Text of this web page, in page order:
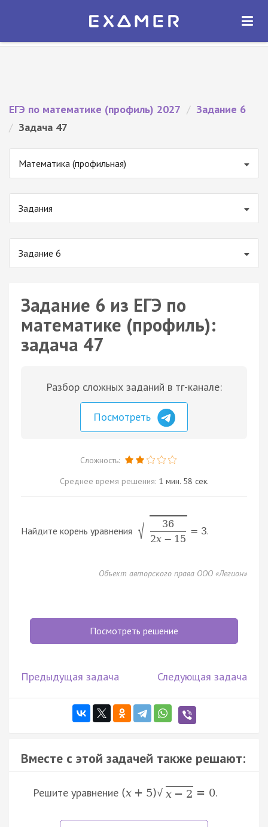
Экзамер — ЕГЭ 2027
ОТКРЫТЬ
ЕГЭ по математике (профиль) 2027 / Задание 6
/ Задача 47
Математика (профильная)
Задания
Задание 6
Задание 6 из ЕГЭ по
математике (профиль):
задача 47
Разбор сложных заданий в тг-канале:
Посмотреть
Сложность:
Среднее время решения: 1 мин. 58 сек.
Найдите корень уравнения √
36
2x − 15
= 3.
Объект авторского права ООО «Легион»
Посмотреть решение
Предыдущая задача Следующая задача
Вместе с этой задачей также решают:
Решите уравнение (x + 5)√ x − 2 = 0.